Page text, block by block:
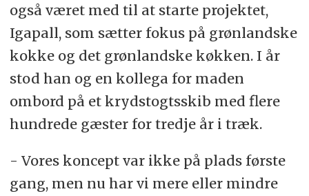
også været med til at starte projektet,
Igapall, som sætter fokus på grønlandske
kokke og det grønlandske køkken. I år
stod han og en kollega for maden
ombord på et krydstogtsskib med flere
hundrede gæster for tredje år i træk.
- Vores koncept var ikke på plads første
gang, men nu har vi mere eller mindre